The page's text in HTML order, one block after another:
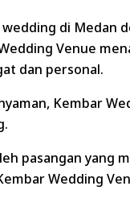
wedding di
Venue
dan personal.
Kembar
pasangan yang
Wedding